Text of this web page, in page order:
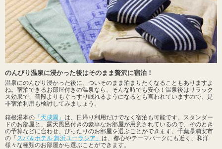
のんびり温泉に浸かった後はそのまま贅沢に宿泊！
温泉にのんびり浸かった後に、ついそのまま泊まりたくなることもありますよ
ね。宿泊できるお部屋付きの温泉なら、そんな時でも安心！温泉後はリラック
ス効果で、普段よりもぐっすり眠れるようになるとも言われていますので、是
非宿泊利用も検討してみましょう。
箱根湯本の 「天成園」 は、日帰り利用だけでなく宿泊も可能です。スタンダー
ドのお部屋と、露天風呂付きの豪華なお部屋が用意されているので、そのとき
の予算などに合わせ、ぴったりのお部屋を選ぶことができます。千葉県浦安市
の「スパ＆ホテル 舞浜ユーラシア」 は、都心やテーマパークにも近く、和洋
様々な種類のお部屋から選ぶことができます。